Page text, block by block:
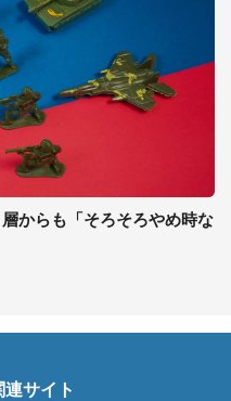
からも「そろそろやめ時な
連サイト